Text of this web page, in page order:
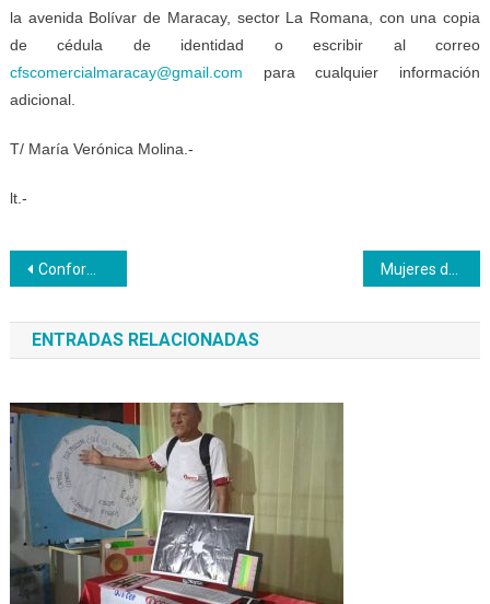
la avenida Bolívar de Maracay, sector La Romana, con una copia
de cédula de identidad o escribir al correo
cfscomercialmaracay@gmail.com para cualquier información
adicional.
T/ María Verónica Molina.-
lt.-
Navegación
de
entradas
Conformación de Brigadas Regionales de facilitadores en Mantenimiento de Máquinas de Confección Industrial
ENTRADAS RELACIONADAS